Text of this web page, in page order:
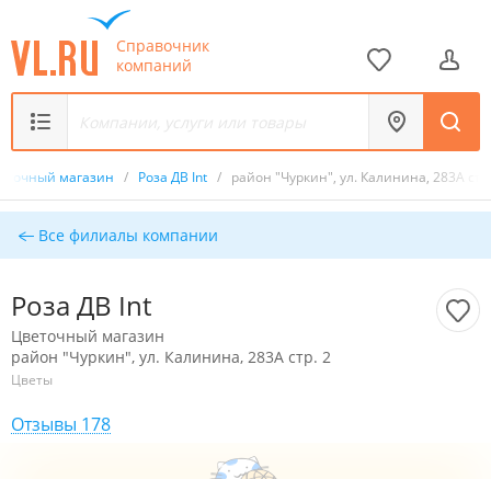
Справочник
компаний
магазин / Роза ДВ Int / район "Чуркин", ул. Калинина, 283А
Все филиалы компании
Роза ДВ Int
Цветочный магазин
район "Чуркин", ул. Калинина, 283А стр. 2
Цветы
Отзывы 178